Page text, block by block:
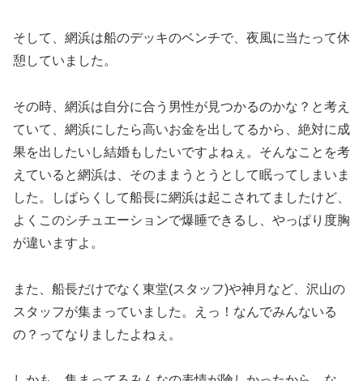
そして、網浜は船のデッキのベンチで、夜風に当たって休
憩していました。
その時、網浜は自分に合う男性が見つかるのかな？と考え
ていて、網浜にしたら高いお金を出してるから、絶対に成
果を出したいし結婚もしたいですよねぇ。そんなことを考
えていると網浜は、そのままうとうとして眠ってしまいま
した。しばらくして船長に網浜は起こされてましたけど、
よくこのシチュエーションで爆睡できるし、やっぱり度胸
が違いますよ。
また、船長だけでなく東堂(スタッフ)や神月など、沢山の
スタッフが集まっていました。えっ！なんでみんないる
の？ってなりましたよねぇ。